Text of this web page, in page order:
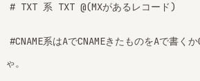
# TXT 系 TXT @(MXがあるレコード)
#CNAME系はAでCNAMEきたものをAで書く
ゃ。